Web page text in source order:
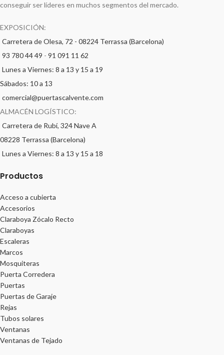
conseguir ser líderes en muchos segmentos del mercado.
EXPOSICIÓN:
Carretera de Olesa, 72 - 08224 Terrassa (Barcelona)
93 780 44 49 - 91 091 11 62
Lunes a Viernes: 8 a 13 y 15 a 19
Sábados: 10 a 13
comercial@puertascalvente.com
ALMACÉN LOGÍSTICO:
Carretera de Rubí, 324 Nave A
08228 Terrassa (Barcelona)
Lunes a Viernes: 8 a 13 y 15 a 18
Productos
Acceso a cubierta
Accesorios
Claraboya Zócalo Recto
Claraboyas
Escaleras
Marcos
Mosquiteras
Puerta Corredera
Puertas
Puertas de Garaje
Rejas
Tubos solares
Ventanas
Ventanas de Tejado